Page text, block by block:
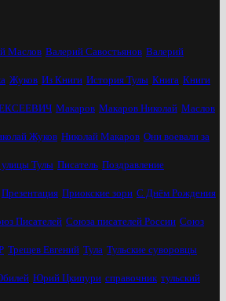
Маслов Валерий Савостьянов Валерий
Жуков Из Книги История Тулы Книга Книги
Макаров Макаров Николай Маслов
Жуков Николай Макаров Они воевали за
Тулы Писатель Поздравление
Презентация Приокские зори С Днём Рождения
Писателей Союза писателей России Союз
Трещев Евгений Тула Тульские суворовцы
Юрий Цкипури справочник тульский